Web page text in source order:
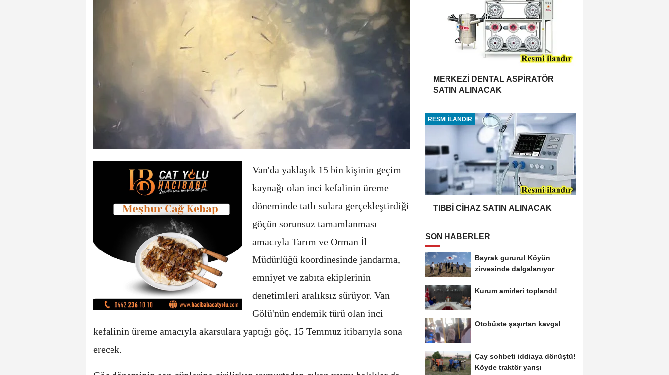
Van'da yaklaşık 15 bin kişinin geçim
kaynağı olan inci kefalinin üreme
döneminde tatlı sulara gerçekleştirdiği
göçün sorunsuz tamamlanması
amacıyla Tarım ve Orman İl
Müdürlüğü koordinesinde jandarma,
emniyet ve zabıta ekiplerinin
denetimleri aralıksız sürüyor. Van
Gölü'nün endemik türü olan inci
kefalinin üreme amacıyla akarsulara yaptığı göç, 15 Temmuz itibarıyla sona
erecek.
MERKEZİ DENTAL ASPİRATÖR
SATIN ALINACAK
RESMİ İLANDIR
TIBBİ CİHAZ SATIN ALINACAK
SON HABERLER
Bayrak gururu! Köyün
zirvesinde dalgalanıyor
Kurum amirleri toplandı!
Otobüste şaşırtan kavga!
Çay sohbeti iddiaya dönüştü!
Köyde traktör yarışı